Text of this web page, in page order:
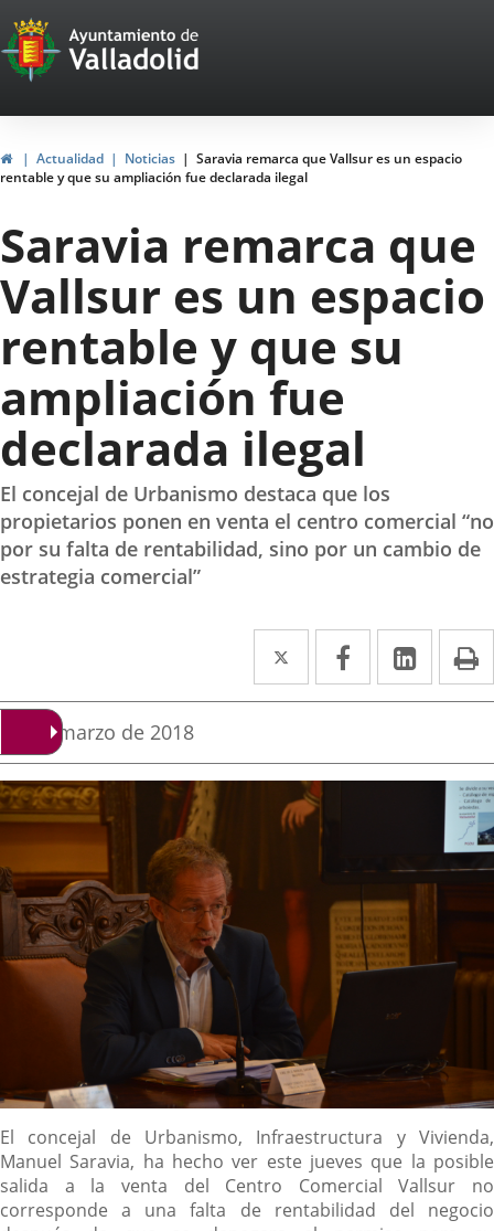
Portal
Web
del
Ayuntamiento
de
Valladolid
HomeActualidad Noticias
Saravia remarca que Vallsur es un espacio
rentable y que su ampliación fue declarada ilegal
Saravia remarca que
Vallsur es un espacio
rentable y que su
ampliación fue
declarada ilegal
El concejal de Urbanismo destaca que los
propietarios ponen en venta el centro comercial “no
por su falta de rentabilidad, sino por un cambio de
estrategia comercial”
Twitter
Enlace
a
aplicación
externa.
Facebook
Enlace
a
aplicación
externa.
Enlace
a
Fecha
de
la
noticia
15 de marzo de 2018
Descripción
El concejal de Urbanismo, Infraestructura y Vivienda,
Manuel Saravia, ha hecho ver este jueves que la posible
salida a la venta del Centro Comercial Vallsur no
corresponde a una falta de rentabilidad del negocio